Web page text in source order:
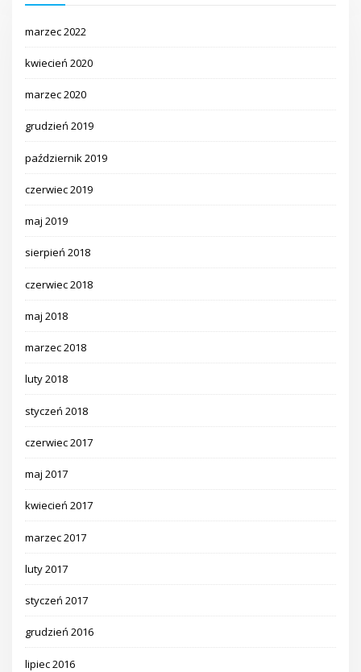
marzec 2022
kwiecień 2020
marzec 2020
grudzień 2019
październik 2019
czerwiec 2019
maj 2019
sierpień 2018
czerwiec 2018
maj 2018
marzec 2018
luty 2018
styczeń 2018
czerwiec 2017
maj 2017
kwiecień 2017
marzec 2017
luty 2017
styczeń 2017
grudzień 2016
lipiec 2016